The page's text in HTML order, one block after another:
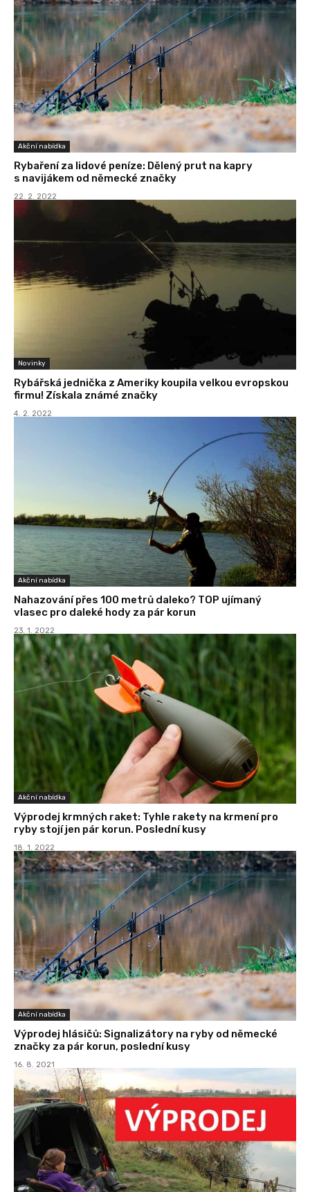
Akční nabídka
Rybaření za lidové peníze: Dělený prut na kapry
s navijákem od německé značky
22. 2. 2022
Novinky
Rybářská jednička z Ameriky koupila velkou evropskou
firmu! Získala známé značky
4. 2. 2022
Akční nabídka
Nahazování přes 100 metrů daleko? TOP ujímaný
vlasec pro daleké hody za pár korun
23. 1. 2022
Akční nabídka
Výprodej krmných raket: Tyhle rakety na krmení pro
ryby stojí jen pár korun. Poslední kusy
18. 1. 2022
Akční nabídka
Výprodej hlásičů: Signalizátory na ryby od německé
značky za pár korun, poslední kusy
16. 8. 2021